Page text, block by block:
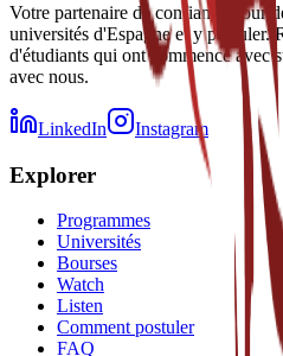
Votre partenaire de confiance pour
universités d'Espagne et y postuler.
d'étudiants qui ont commencé avec
avec nous.
LinkedIn Instagram
Explorer
Programmes
Universités
Bourses
Watch
Listen
Comment postuler
FAQ